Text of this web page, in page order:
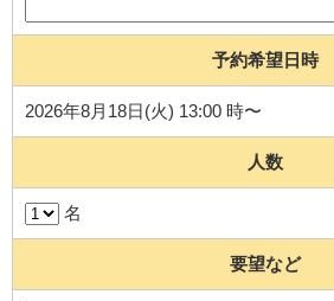
予約希望日時
2026年8月18日(火) 13:00 時〜
人数
名
要望など